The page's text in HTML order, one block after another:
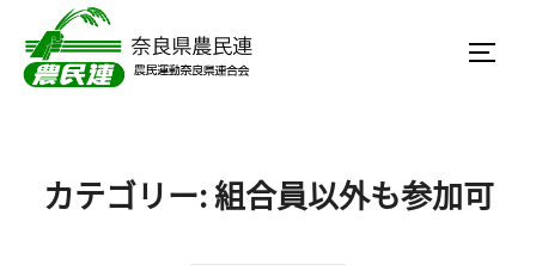
カテゴリー:組合員以外も参加可